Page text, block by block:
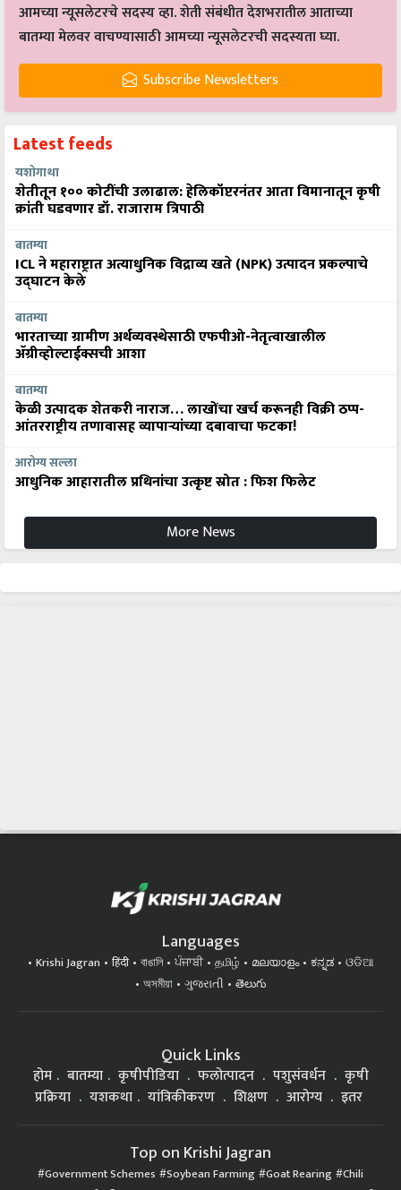
आमच्या न्यूसलेटरचे सदस्य व्हा. शेती संबंधीत देशभरातील आताच्या
बातम्या मेलवर वाचण्यासाठी आमच्या न्यूसलेटरची सदस्यता घ्या.
Subscribe Newsletters
Latest feeds
यशोगाथा
शेतीतून १०० कोटींची उलाढाल: हेलिकॉप्टरनंतर आता विमानातून कृषी
क्रांती घडवणार डॉ. राजाराम त्रिपाठी
बातम्या
ICL ने महाराष्ट्रात अत्याधुनिक विद्राव्य खते (NPK) उत्पादन प्रकल्पाचे
उद्घाटन केले
बातम्या
भारताच्या ग्रामीण अर्थव्यवस्थेसाठी एफपीओ-नेतृत्वाखालील
अ‍ॅग्रीव्होल्टाईक्सची आशा
बातम्या
केळी उत्पादक शेतकरी नाराज… लाखोंचा खर्च करूनही विक्री ठप्प-
आंतरराष्ट्रीय तणावासह व्यापाऱ्यांच्या दबावाचा फटका!
आरोग्य सल्ला
आधुनिक आहारातील प्रथिनांचा उत्कृष्ट स्रोत : फिश फिलेट
More News
Languages
Krishi Jagran हिंदी বাঙালি ਪੰਜਾਬੀ தமிழ் മലയാളം ಕನ್ನಡ
ଓଡିଆ
অসমীয়া
ગુજરાતી తెలుగు
Quick Links
होम बातम्या कृषीपीडिया फलोत्पादन पशुसंवर्धन
कृषी
प्रक्रिया
यशकथा यांत्रिकीकरण शिक्षण आरोग्य इतर
Top on Krishi Jagran
Government Schemes Soybean Farming Goat Rearing Chili